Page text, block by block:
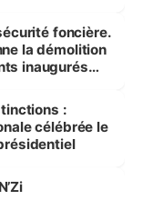
foncière.
la démolition
inaugurés
:
célébrée le